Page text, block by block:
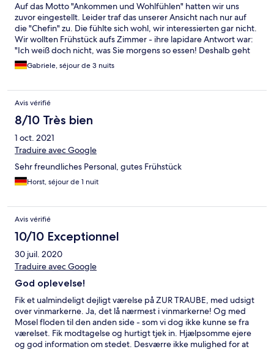
Auf das Motto "Ankommen und Wohlfühlen" hatten wir uns
zuvor eingestellt. Leider traf das unserer Ansicht nach nur auf
die "Chefin" zu. Die fühlte sich wohl, wir interessierten gar nicht.
Wir wollten Frühstück aufs Zimmer - ihre lapidare Antwort war:
"Ich weiß doch nicht, was Sie morgens so essen! Deshalb geht
das nicht!" Abendessen aufs Zimmer: Unmöglich - angeblich
gibts kein Personal. Außerdem sollen wir rechtzeitig Bescheid
würden. Fanden wir unverschämt! Komisch: Immer wenn wir
dann im Restaurant waren, standen dort 2-3 Bedienstete rum -
alle meistens ohne Aufgabe. Also: Wo hatten die keine Zeit?!
Wir meinen: Personal gäbe es sowieso genug. Man muss die nur
anständig bezahlen wollen!! Für die drei Tage ohne jeden
Service mussten wir dann 480 € zahlen! Zudem hatten wir noch
uns ständig von der beobachtet. Am Tag der Abreise ließ Sie
einen Mitarbeiter auf uns los. Der sollte fragen, ob wir noch den
ausgecheckt....! Also wirklich: schrecklich und grauenhaft war
das für uns. Wie im Internat! NIE WIEDER!!!
Gabriele, séjour de 3 nuits
Avis vérifié
8/10 Très bien
1 oct. 2021
Traduire avec Google
Sehr freundliches Personal, gutes Frühstück
Horst, séjour de 1 nuit
Avis vérifié
10/10 Exceptionnel
30 juil. 2020
Traduire avec Google
God oplevelse!
Fik et ualmindeligt dejligt værelse på ZUR TRAUBE, med udsigt
over vinmarkerne. Ja, det lå nærmest i vinmarkerne! Og med
Mosel floden til den anden side - som vi dog ikke kunne se fra
værelset. Fik modtagelse og hurtigt tjek in. Hjælpsomme ejere
og god information om stedet. Desværre ikke mulighed for at